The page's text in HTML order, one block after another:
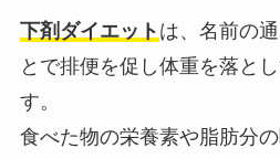
下剤ダイエット は、名前の
とで排便を促し体重を落と
す。
食べた物の栄養素や脂肪分